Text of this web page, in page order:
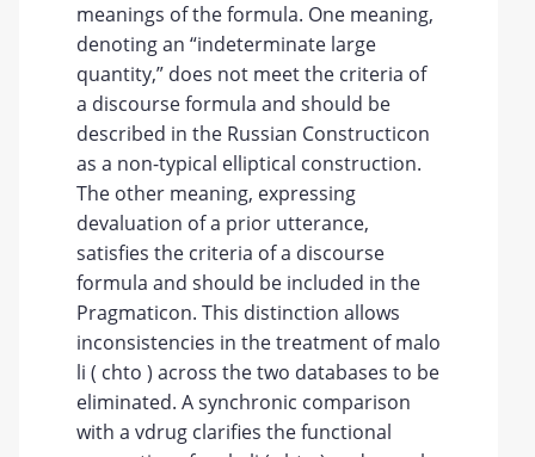
meanings of the formula. One meaning,
denoting an “indeterminate large
quantity,” does not meet the criteria of
a discourse formula and should be
described in the Russian Constructicon
as a non-typical elliptical construction.
The other meaning, expressing
devaluation of a prior utterance,
satisfies the criteria of a discourse
formula and should be included in the
Pragmaticon. This distinction allows
inconsistencies in the treatment of malo
li ( chto ) across the two databases to be
eliminated. A synchronic comparison
with a vdrug clarifies the functional